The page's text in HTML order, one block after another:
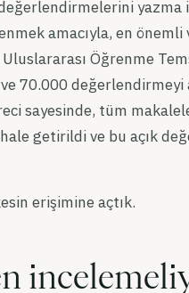
yazma
amacıyla, en
Öğrenme
ve 70.000
sayesinde, tüm
getirildi ve bu açık
erişimine açtık.